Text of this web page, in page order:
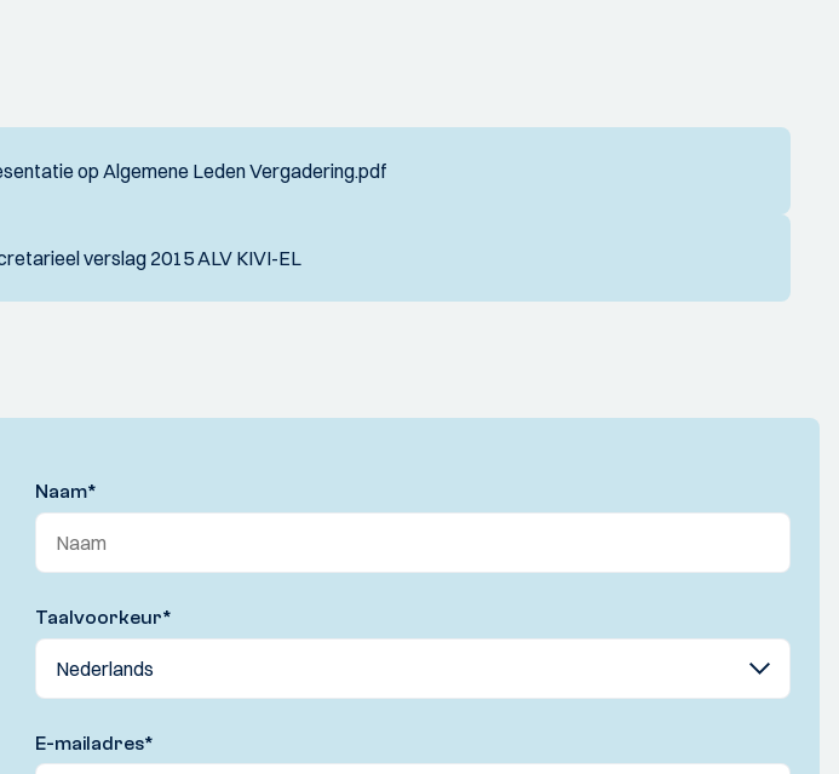
op Algemene Leden Vergadering.pdf
verslag 2015 ALV KIVI-EL
Naam*
Taalvoorkeur*
E-mailadres*